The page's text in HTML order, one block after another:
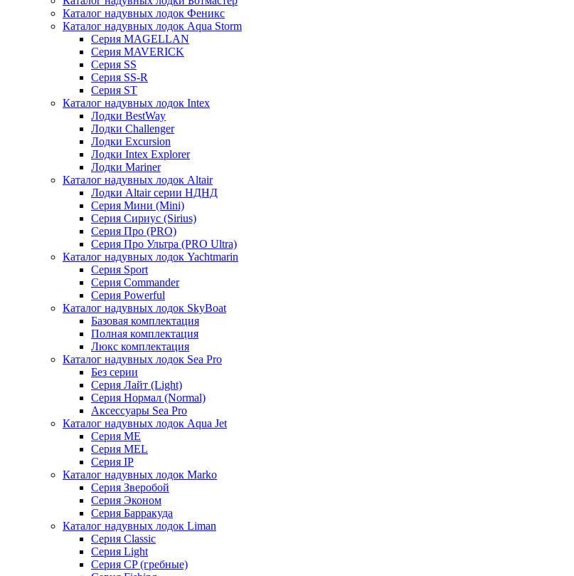
Каталог надувных лодок Феникc
Каталог надувных лодок Aqua Storm
Серия MAGELLAN
Серия MAVERICK
Серия SS
Серия SS-R
Серия ST
Каталог надувных лодок Intex
Лодки BestWay
Лодки Challenger
Лодки Excursion
Лодки Intex Explorer
Лодки Mariner
Каталог надувных лодок Altair
Лодки Altair серии НДНД
Серия Мини (Mini)
Серия Сириус (Sirius)
Серия Про (PRO)
Серия Про Ультра (PRO Ultra)
Каталог надувных лодок Yachtmarin
Серия Sport
Серия Commander
Серия Powerful
Каталог надувных лодок SkyBoat
Базовая комплектация
Полная комплектация
Люкс комплектация
Каталог надувных лодок Sea Pro
Без серии
Серия Лайт (Light)
Серия Нормал (Normal)
Аксессуары Sea Pro
Каталог надувных лодок Aqua Jet
Серия ME
Серия MEL
Серия IP
Каталог надувных лодок Marko
Серия Зверобой
Серия Эконом
Серия Барракуда
Каталог надувных лодок Liman
Серия Classic
Серия Light
Серия CP (гребные)